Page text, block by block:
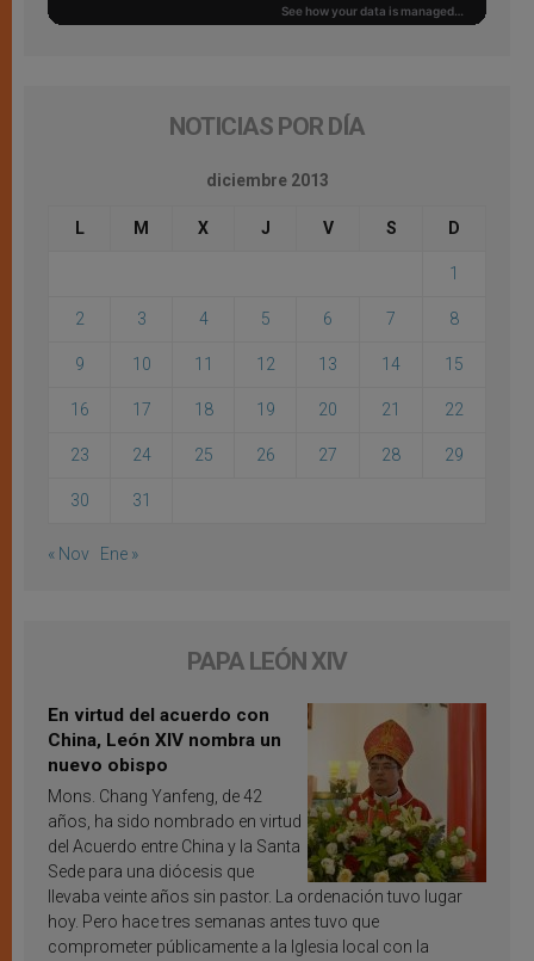
NOTICIAS POR DÍA
diciembre 2013
L M X J V S D
1
2 3 4 5 6 7 8
9 10 11 12 13 14 15
16 17 18 19 20 21 22
23 24 25 26 27 28 29
30 31
« Nov Ene »
PAPA LEÓN XIV
En virtud del acuerdo con
China, León XIV nombra un
nuevo obispo
Mons. Chang Yanfeng, de 42
años, ha sido nombrado en virtud
del Acuerdo entre China y la Santa
Sede para una diócesis que
llevaba veinte años sin pastor. La ordenación tuvo lugar
hoy. Pero hace tres semanas antes tuvo que
comprometer públicamente a la Iglesia local con la